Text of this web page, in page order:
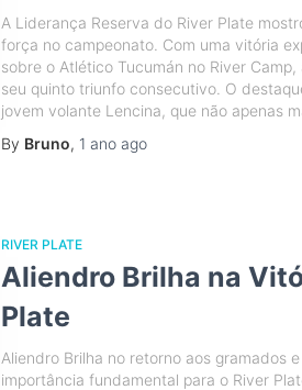
A Liderança Reserva do River Plate
força no campeonato. Com uma vitória
sobre o Atlético Tucumán no River
seu quinto triunfo consecutivo. O
jovem volante Lencina, que não apenas
By Bruno, 1 ano ago
RIVER PLATE
Aliendro Brilha na
Plate
Aliendro Brilha no retorno aos gramados
importância fundamental para o River